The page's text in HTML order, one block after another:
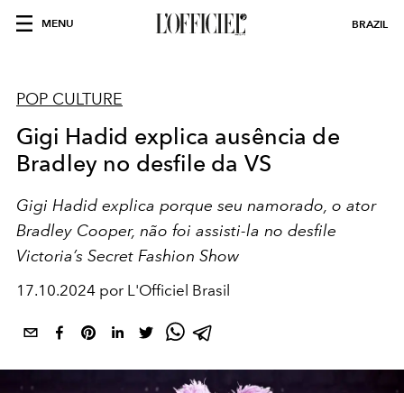
MENU BRAZIL
POP CULTURE
Gigi Hadid explica ausência de
Bradley no desfile da VS
Gigi Hadid explica porque seu namorado, o ator
Bradley Cooper, não foi assisti-la no desfile
Victoria’s Secret Fashion Show
17.10.2024 por L'Officiel Brasil